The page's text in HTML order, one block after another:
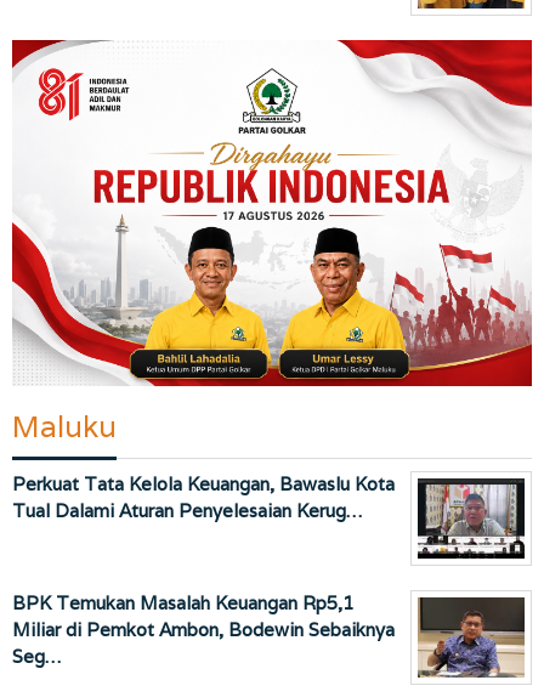
Maluku
Perkuat Tata Kelola Keuangan, Bawaslu Kota
Tual Dalami Aturan Penyelesaian Kerug…
BPK Temukan Masalah Keuangan Rp5,1
Miliar di Pemkot Ambon, Bodewin Sebaiknya
Seg…